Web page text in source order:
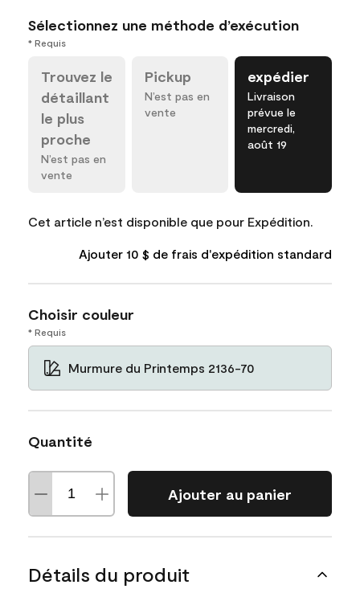
Sélectionnez une méthode d’exécution
* Requis
Trouvez le
détaillant
le plus
proche
N’est pas en
vente
Pickup
N’est pas en
vente
expédier
Livraison
prévue le
mercredi,
août 19
Cet article n’est disponible que pour Expédition.
Ajouter 10 $ de frais d'expédition standard
Choisir couleur
* Requis
Murmure du Printemps 2136-70
Quantité
Ajouter au panier
Détails du produit